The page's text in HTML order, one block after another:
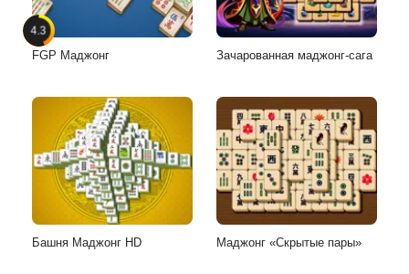
4.3
FGP Маджонг Зачарованная маджонг-сага
Башня Маджонг HD Маджонг «Скрытые пары»